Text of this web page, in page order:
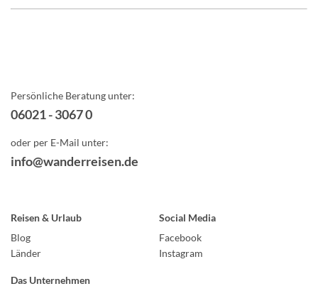
Persönliche Beratung unter:
06021 - 3067 0
oder per E-Mail unter:
info@wanderreisen.de
Reisen & Urlaub
Blog
Länder
Social Media
Facebook
Instagram
Das Unternehmen